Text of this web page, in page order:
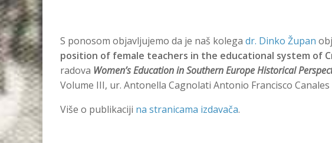
S ponosom objavljujemo da je naš kolega dr. Dinko Župan
position of female teachers in the educational system of
radova Women’s Education in Southern Europe Historical
Volume III, ur. Antonella Cagnolati Antonio Francisco Canales
Više o publikaciji na stranicama izdavača.